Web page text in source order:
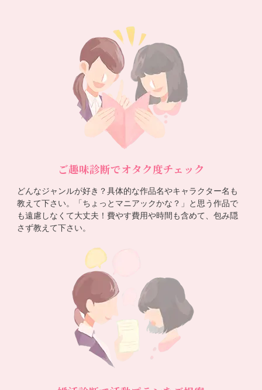
ご趣味診断でオタク度チェック
どんなジャンルが好き？具体的な作品名やキャラクター名も
教えて下さい。「ちょっとマニアックかな？」と思う作品で
も遠慮しなくて大丈夫！費やす費用や時間も含めて、包み隠
さず教えて下さい。